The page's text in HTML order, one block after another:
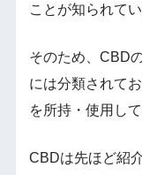
ことが知られてい
そのため、CBD
には分類されて
を所持・使用し
CBDは先ほど紹